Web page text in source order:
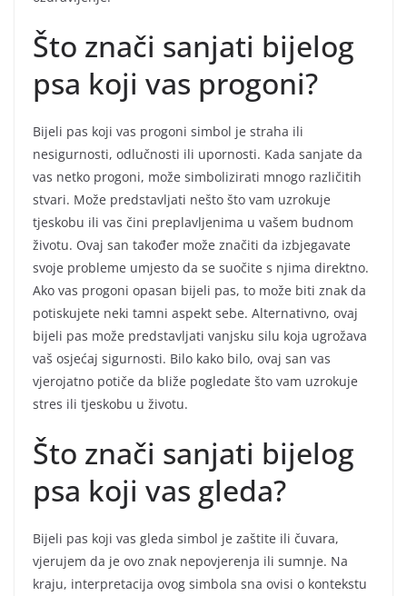
Što znači sanjati bijelog
psa koji vas progoni?
Bijeli pas koji vas progoni simbol je straha ili
nesigurnosti, odlučnosti ili upornosti. Kada sanjate da
vas netko progoni, može simbolizirati mnogo različitih
stvari. Može predstavljati nešto što vam uzrokuje
tjeskobu ili vas čini preplavljenima u vašem budnom
životu. Ovaj san također može značiti da izbjegavate
svoje probleme umjesto da se suočite s njima direktno.
Ako vas progoni opasan bijeli pas, to može biti znak da
potiskujete neki tamni aspekt sebe. Alternativno, ovaj
bijeli pas može predstavljati vanjsku silu koja ugrožava
vaš osjećaj sigurnosti. Bilo kako bilo, ovaj san vas
vjerojatno potiče da bliže pogledate što vam uzrokuje
stres ili tjeskobu u životu.
Što znači sanjati bijelog
psa koji vas gleda?
Bijeli pas koji vas gleda simbol je zaštite ili čuvara,
vjerujem da je ovo znak nepovjerenja ili sumnje. Na
kraju, interpretacija ovog simbola sna ovisi o kontekstu